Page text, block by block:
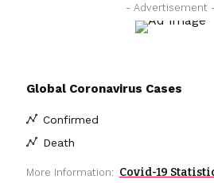
- Advertisement -
Global Coronavirus Cases
Confirmed
Death
More Information: Covid-19